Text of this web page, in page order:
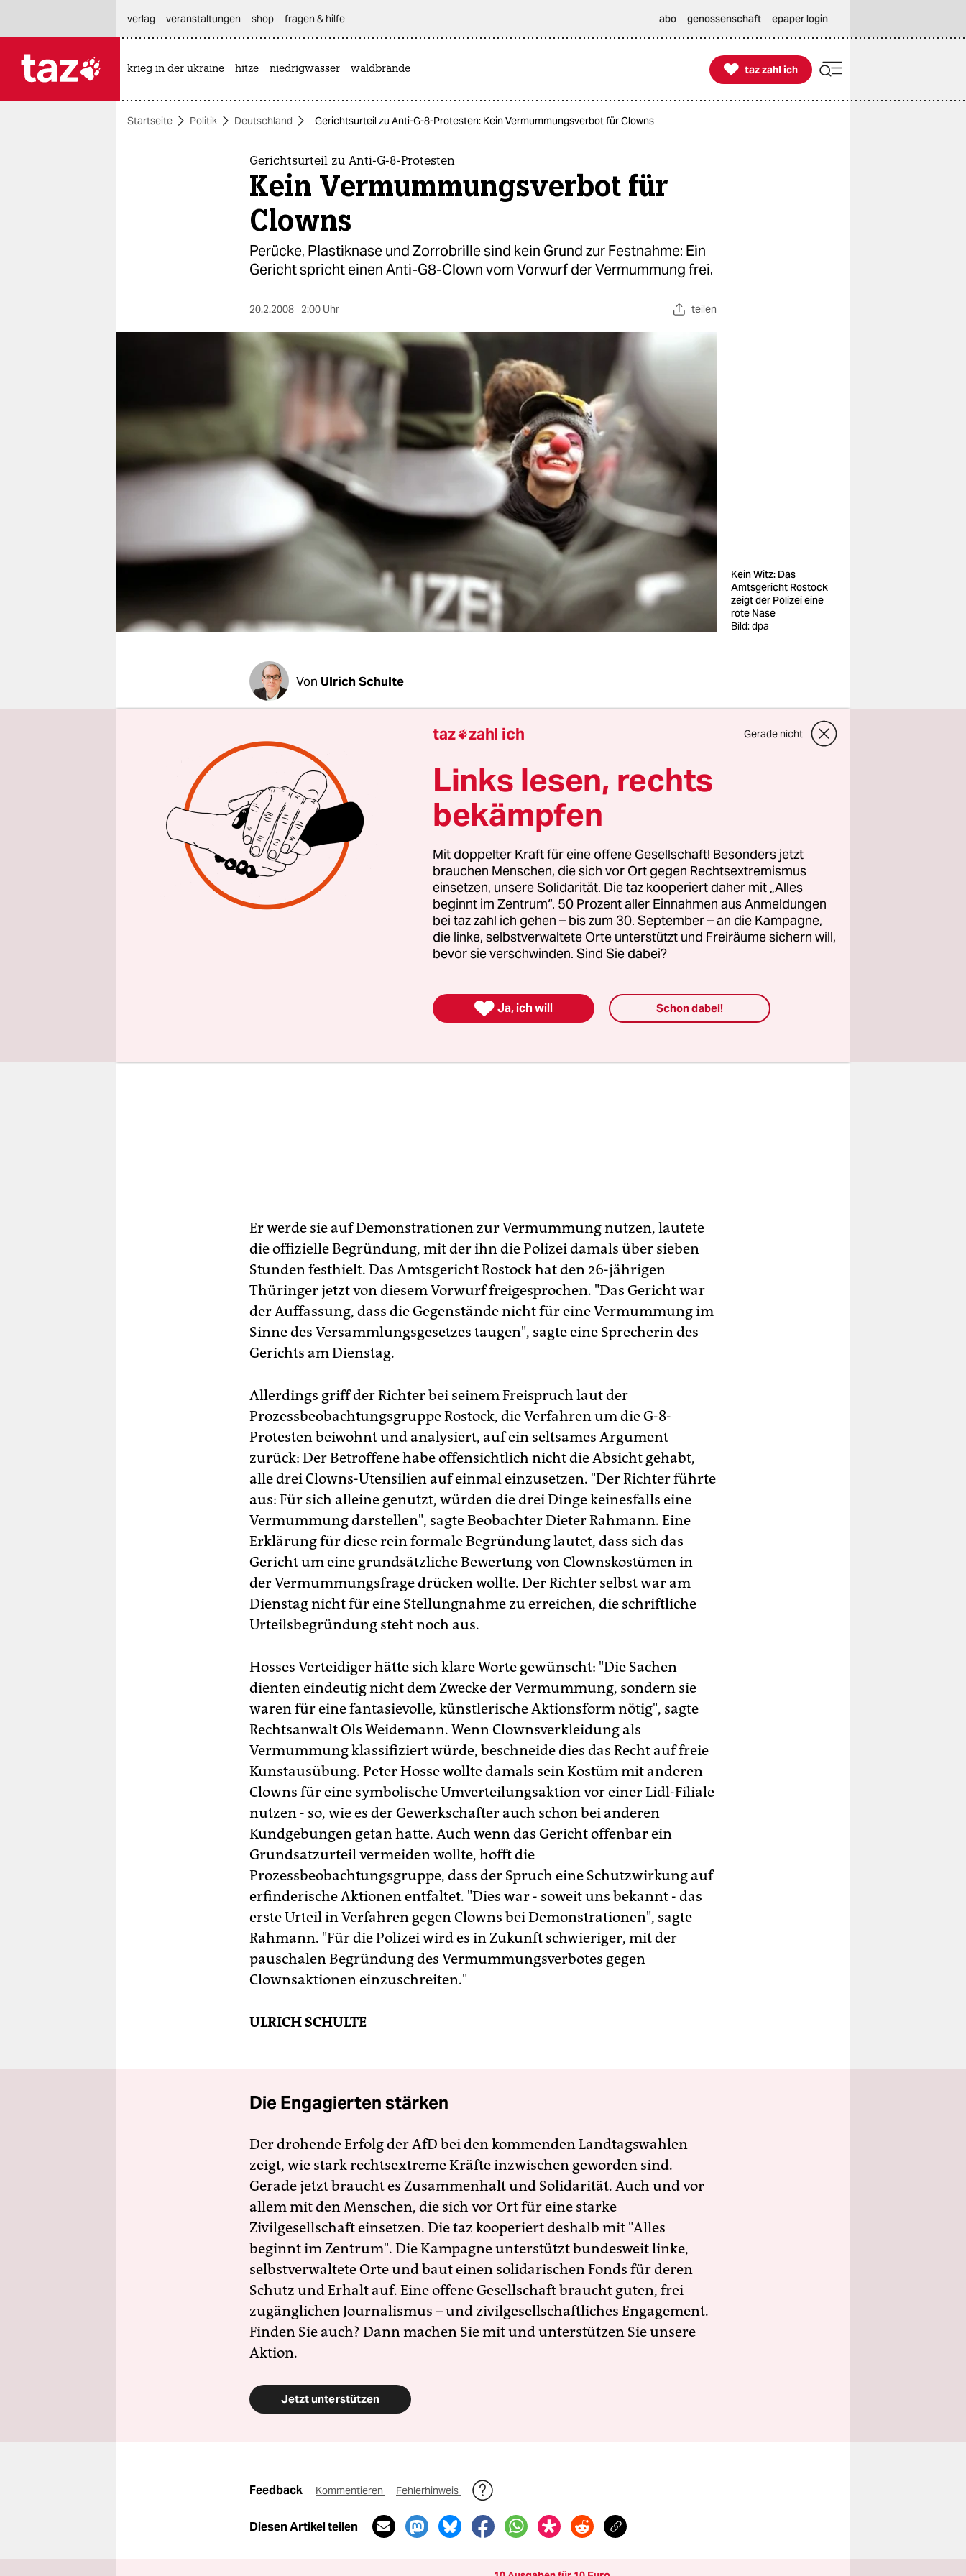
themen
verlag
verlag
veranstaltungen
unterstützen
genossenschaft
verlag
veranstaltungen shop fragen & hilfe abo genossenschaft epaper login
krieg in der ukraine hitze niedrigwasser waldbrände 
taz zahl ich
taz zahl ich
Startseite Politik Deutschland Gerichtsurteil zu Anti-G-8-Protesten: Kein Vermummungsverbot für Clowns
Gerichtsurteil zu Anti-G-8-Protesten
Kein Vermummungsverbot für
Clowns
Perücke, Plastiknase und Zorrobrille sind kein Grund zur Festnahme: Ein
Gericht spricht einen Anti-G8-Clown vom Vorwurf der Vermummung frei.
20.2.2008 2:00 Uhr teilen
Kein Witz: Das
Amtsgericht Rostock
zeigt der Polizei eine
rote Nase
Bild: dpa
Von Ulrich Schulte
tazPeter Hosse ahnte nicht, dass ihm seine Clownsperücke
mal so gefährlich werden würde. Zusammen mit fünf Kollegen stieg
der IG Metaller am Morgen des 4. Juni 2007 am Bahnhof Rostock aus
dem Zug, sie wollten mit bunten Aktionen gegen den G-8-Gipfel
protestieren. Beamte der Polizei-Sondereinheit Kavala hielten sie an,
durchsuchten sie und andere Ankömmlinge. Hosse wurde
festgenommen, weil die Polizisten drei verdächtige Gegenstände in
seinem Rucksack fanden: die Clownsperücke, eine rote Plastiknase und
Er werde sie auf Demonstrationen zur Vermummung nutzen, lautete
die offizielle Begründung, mit der ihn die Polizei damals über sieben
Stunden festhielt. Das Amtsgericht Rostock hat den 26-jährigen
Thüringer jetzt von diesem Vorwurf freigesprochen. "Das Gericht war
der Auffassung, dass die Gegenstände nicht für eine Vermummung im
Sinne des Versammlungsgesetzes taugen", sagte eine Sprecherin des
Gerichts am Dienstag.
Allerdings griff der Richter bei seinem Freispruch laut der
Prozessbeobachtungsgruppe Rostock, die Verfahren um die G-8-
Protesten beiwohnt und analysiert, auf ein seltsames Argument
zurück: Der Betroffene habe offensichtlich nicht die Absicht gehabt,
alle drei Clowns-Utensilien auf einmal einzusetzen. "Der Richter führte
aus: Für sich alleine genutzt, würden die drei Dinge keinesfalls eine
Vermummung darstellen", sagte Beobachter Dieter Rahmann. Eine
Erklärung für diese rein formale Begründung lautet, dass sich das
Gericht um eine grundsätzliche Bewertung von Clownskostümen in
der Vermummungsfrage drücken wollte. Der Richter selbst war am
Dienstag nicht für eine Stellungnahme zu erreichen, die schriftliche
Urteilsbegründung steht noch aus.
Hosses Verteidiger hätte sich klare Worte gewünscht: "Die Sachen
dienten eindeutig nicht dem Zwecke der Vermummung, sondern sie
waren für eine fantasievolle, künstlerische Aktionsform nötig", sagte
Rechtsanwalt Ols Weidemann. Wenn Clownsverkleidung als
Vermummung klassifiziert würde, beschneide dies das Recht auf freie
Kunstausübung. Peter Hosse wollte damals sein Kostüm mit anderen
Clowns für eine symbolische Umverteilungsaktion vor einer Lidl-Filiale
nutzen - so, wie es der Gewerkschafter auch schon bei anderen
Kundgebungen getan hatte. Auch wenn das Gericht offenbar ein
Grundsatzurteil vermeiden wollte, hofft die
Prozessbeobachtungsgruppe, dass der Spruch eine Schutzwirkung auf
erfinderische Aktionen entfaltet. "Dies war - soweit uns bekannt - das
erste Urteil in Verfahren gegen Clowns bei Demonstrationen", sagte
Rahmann. "Für die Polizei wird es in Zukunft schwieriger, mit der
pauschalen Begründung des Vermummungsverbotes gegen
Clownsaktionen einzuschreiten."
ULRICH SCHULTE
Die Engagierten stärken
Der drohende Erfolg der AfD bei den kommenden Landtagswahlen
zeigt, wie stark rechtsextreme Kräfte inzwischen geworden sind.
Gerade jetzt braucht es Zusammenhalt und Solidarität. Auch und vor
allem mit den Menschen, die sich vor Ort für eine starke
Zivilgesellschaft einsetzen. Die taz kooperiert deshalb mit "Alles
beginnt im Zentrum". Die Kampagne unterstützt bundesweit linke,
selbstverwaltete Orte und baut einen solidarischen Fonds für deren
Schutz und Erhalt auf. Eine offene Gesellschaft braucht guten, frei
zugänglichen Journalismus – und zivilgesellschaftliches Engagement.
Finden Sie auch? Dann machen Sie mit und unterstützen Sie unsere
Aktion.
Jetzt unterstützen
Feedback Kommentieren Fehlerhinweis
Diesen Artikel teilen
taz zahl ich Gerade nicht
Links lesen, rechts
bekämpfen
Mit doppelter Kraft für eine offene Gesellschaft! Besonders jetzt
brauchen Menschen, die sich vor Ort gegen Rechtsextremismus
einsetzen, unsere Solidarität. Die taz kooperiert daher mit „Alles
beginnt im Zentrum“. 50 Prozent aller Einnahmen aus Anmeldungen
bei taz zahl ich gehen – bis zum 30. September – an die Kampagne,
die linke, selbstverwaltete Orte unterstützt und Freiräume sichern will,
bevor sie verschwinden. Sind Sie dabei?
 Ja, ich will Schon dabei!